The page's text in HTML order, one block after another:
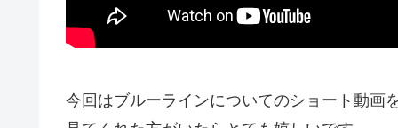
今回はブルーラインについてのショート動画